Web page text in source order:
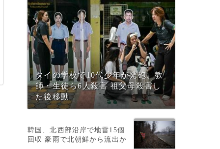
タイの学校で10代少年が発砲、教
師・生徒ら6人殺害 祖父母殺害し
た後移動
韓国、北西部沿岸で地雷15個
回収 豪雨で北朝鮮から流出か